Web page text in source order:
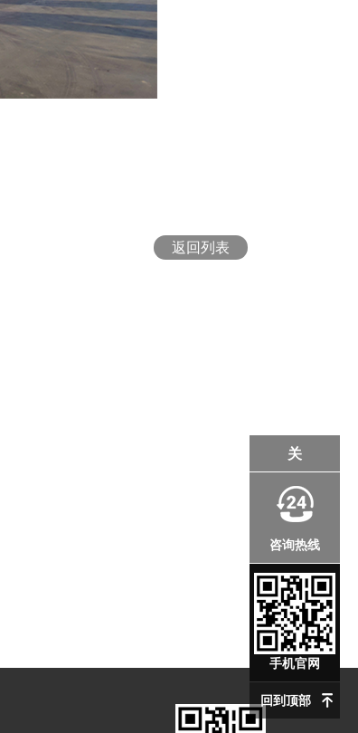
返回列表
关
咨询热线
手机官网
回到顶部